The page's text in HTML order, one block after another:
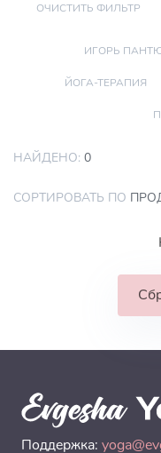
ОЧИСТИТЬ ФИЛЬТР
ИГОРЬ
ЙОГА-ТЕРАПИЯ
НАЙДЕНО: 0
СОРТИРОВАТЬ ПО
Поддержка: